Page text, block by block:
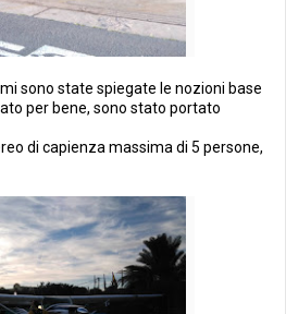
sono state spiegate le nozioni base
per bene, sono stato portato
di capienza massima di 5 persone,